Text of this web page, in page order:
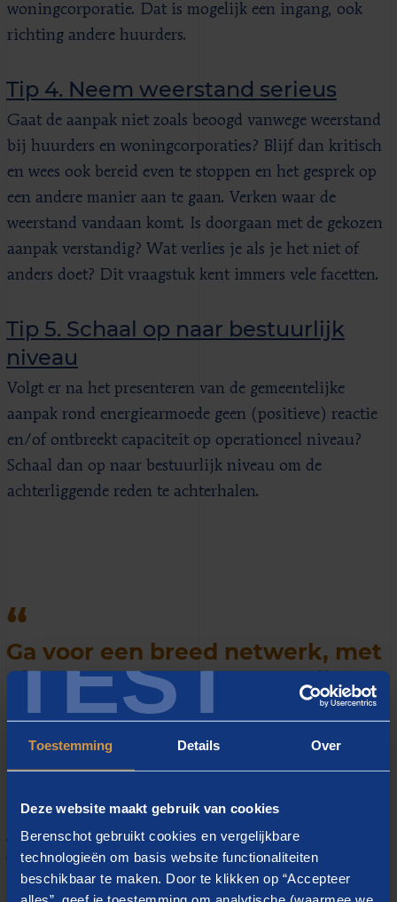
TEST
Toestemming Details Over
Deze website maakt gebruik van cookies
Berenschot gebruikt cookies en vergelijkbare
technologieën om basis website functionaliteiten
beschikbaar te maken. Door te klikken op “Accepteer
woningcorporatie. Dat is mogelijk een ingang, ook
richting andere huurders.
Tip 4. Neem weerstand serieus
Gaat de aanpak niet zoals beoogd vanwege weerstand
bij huurders en woningcorporaties? Blijf dan kritisch
en wees ook bereid even te stoppen en het gesprek op
een andere manier aan te gaan. Verken waar de
weerstand vandaan komt. Is doorgaan met de gekozen
aanpak verstandig? Wat verlies je als je het niet of
anders doet? Dit vraagstuk kent immers vele facetten.
Tip 5. Schaal op naar bestuurlijk
niveau
Volgt er na het presenteren van de gemeentelijke
aanpak rond energiearmoede geen (positieve) reactie
en/of ontbreekt capaciteit op operationeel niveau?
Schaal dan op naar bestuurlijk niveau om de
achterliggende reden te achterhalen.
Ga voor een breed netwerk, met
niet alleen de formele partijen.
Als woningcorporatie(s) goed
willen samenwerken met de
gemeente?